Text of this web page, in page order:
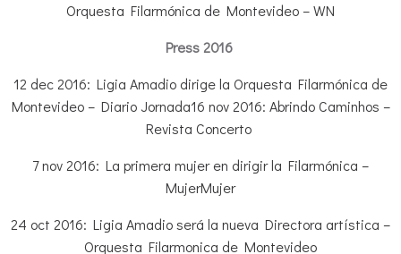
Orquesta Filarmónica de Montevideo – WN
Press 2016
12 dec 2016: Ligia Amadio dirige la Orquesta Filarmónica de
Montevideo – Diario Jornada16 nov 2016: Abrindo Caminhos –
Revista Concerto
7 nov 2016: La primera mujer en dirigir la Filarmónica –
MujerMujer
24 oct 2016: Ligia Amadio será la nueva Directora artística –
Orquesta Filarmonica de Montevideo